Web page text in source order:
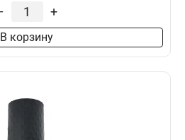
+
В корзину